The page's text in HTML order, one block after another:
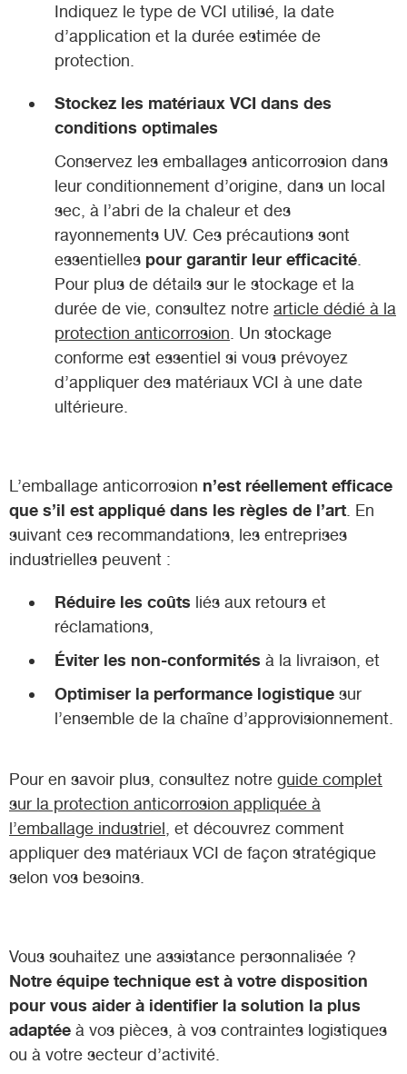
Indiquez le type de VCI utilisé, la date
d’application et la durée estimée de
protection.
Stockez les matériaux VCI dans des
conditions optimales
Conservez les emballages anticorrosion dans
leur conditionnement d’origine, dans un local
sec, à l’abri de la chaleur et des
rayonnements UV. Ces précautions sont
essentielles pour garantir leur efficacité
Pour plus de détails sur le stockage et la
durée de vie, consultez notre article dédié à la
protection anticorrosion . Un stockage
conforme est essentiel si vous prévoyez
d’appliquer des matériaux VCI à une date
ultérieure.
L’emballage anticorrosion n’est réellement efficace
que s’il est appliqué dans les règles de l’art . En
suivant ces recommandations, les entreprises
industrielles peuvent :
Réduire les coûts liés aux retours et
réclamations,
Éviter les non-conformités à la livraison, et
Optimiser la performance logistique sur
l’ensemble de la chaîne d’approvisionnement.
Pour en savoir plus, consultez notre guide complet
sur la protection anticorrosion appliquée à
l’emballage industriel , et découvrez comment
appliquer des matériaux VCI de façon stratégique
selon vos besoins.
Vous souhaitez une assistance personnalisée ?
Notre équipe technique est à votre disposition
pour vous aider à identifier la solution la plus
adaptée à vos pièces, à vos contraintes logistiques
ou à votre secteur d’activité.